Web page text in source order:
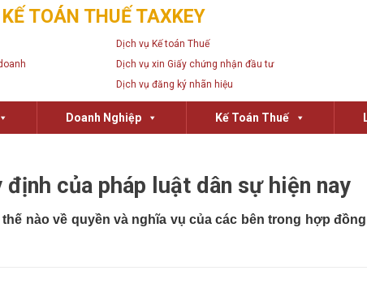
TOÁN THUẾ TAXKEY
Dịch vụ Kế toán Thuế
Dịch vụ xin Giấy chứng nhận đầu tư
Dịch vụ đăng ký nhãn hiệu
Doanh Nghiệp Kế Toán Thuế
của pháp luật dân sự hiện nay
nào về quyền và nghĩa vụ của các bên trong hợp